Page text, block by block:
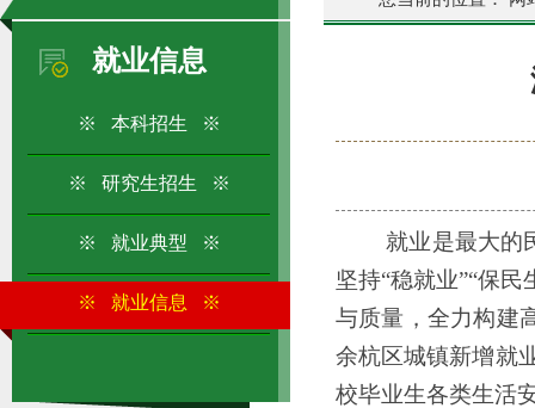
就业信息
※ 本科招生 ※
※ 研究生招生 ※
※ 就业典型 ※
※ 就业信息 ※
就业是最大的
坚持“稳就业”“保
与质量，全力构建
余杭区城镇新增就
校毕业生各类生活